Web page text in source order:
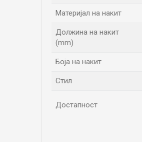
Материјал на накит
Должина на накит
(mm)
Боја на накит
Стил
Достапност